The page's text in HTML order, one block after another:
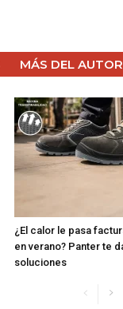
MÁS DEL AUTOR
¿El calor le pasa
en verano? Panter te
soluciones